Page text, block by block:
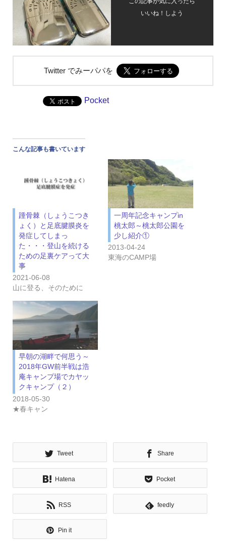
いいね！しよう
Twitter でみーパパを
Pocket
こんな記事も書いています
踵骨棘（しょうこつき
ょく）と足底腱膜炎を
発症してしまっ
た・・・登山を続ける
ための足裏ケアって大
事
2021-06-08
山に登る、そのために
一周年記念キャンプin
桃太郎～桃太郎公園を
少し紹介①
2013-04-24
東海のCAMP場
早朝の湖畔で何思う～
2018年GW前半戦は浩
庵キャンプ場でカヤッ
クキャンプ（２）
2018-05-30
★春キャン
Tweet Share
Hatena Pocket
RSS feedly
Pin it